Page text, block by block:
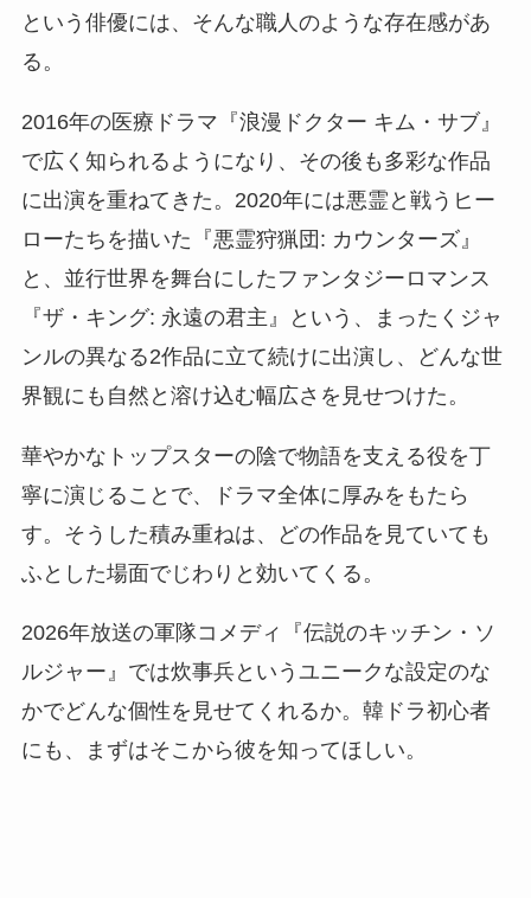
という俳優には、そんな職人のような存在感があ
る。
2016年の医療ドラマ『浪漫ドクター キム・サブ』
で広く知られるようになり、その後も多彩な作品
に出演を重ねてきた。2020年には悪霊と戦うヒー
ローたちを描いた『悪霊狩猟団: カウンターズ』
と、並行世界を舞台にしたファンタジーロマンス
『ザ・キング: 永遠の君主』という、まったくジャ
ンルの異なる2作品に立て続けに出演し、どんな世
界観にも自然と溶け込む幅広さを見せつけた。
華やかなトップスターの陰で物語を支える役を丁
寧に演じることで、ドラマ全体に厚みをもたら
す。そうした積み重ねは、どの作品を見ていても
ふとした場面でじわりと効いてくる。
2026年放送の軍隊コメディ『伝説のキッチン・ソ
ルジャー』では炊事兵というユニークな設定のな
かでどんな個性を見せてくれるか。韓ドラ初心者
にも、まずはそこから彼を知ってほしい。